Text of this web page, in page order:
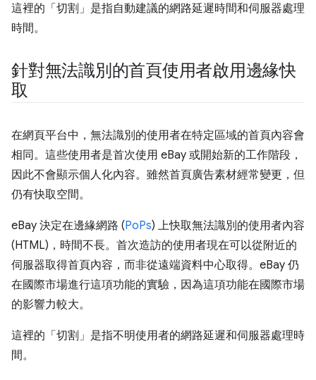
這裡的「切割」是指自動建議的網路延遲時間和伺服器處理
時間。
針對無法識別的首頁使用者啟用邊緣快
取
在網頁平台中，無法識別的使用者在特定區域的首頁內容會
相同。這些使用者是首次使用 eBay 或開始新的工作階段，
因此不會顯示個人化內容。雖然首頁廣告素材經常變更，但
仍有快取空間。
eBay 決定在邊緣網路 (PoPs) 上快取無法識別的使用者內容
(HTML)，時間不長。首次造訪的使用者現在可以從附近的
伺服器取得首頁內容，而非從遠端資料中心取得。eBay 仍
在國際市場進行這項功能的實驗，因為這項功能在國際市場
的影響力較大。
這裡的「切割」是指不明使用者的網路延遲和伺服器處理時
間。